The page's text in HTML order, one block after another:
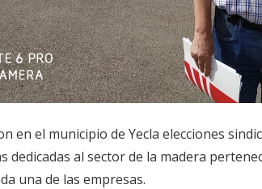
en el municipio de Yecla elecciones
dedicadas al sector de la madera
una de las empresas.